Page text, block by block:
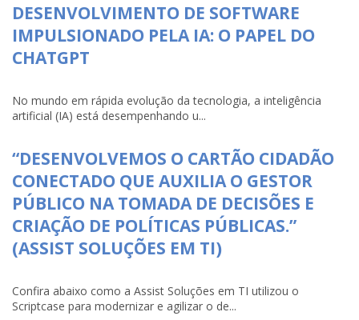
DESENVOLVIMENTO DE SOFTWARE
IMPULSIONADO PELA IA: O PAPEL DO
CHATGPT
No mundo em rápida evolução da tecnologia, a inteligência
artificial (IA) está desempenhando u...
“DESENVOLVEMOS O CARTÃO CIDADÃO
CONECTADO QUE AUXILIA O GESTOR
PÚBLICO NA TOMADA DE DECISÕES E
CRIAÇÃO DE POLÍTICAS PÚBLICAS.”
(ASSIST SOLUÇÕES EM TI)
Confira abaixo como a Assist Soluções em TI utilizou o
Scriptcase para modernizar e agilizar o de...